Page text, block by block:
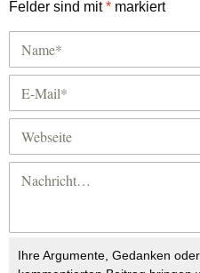
Felder sind mit* markiert
Ihre Argumente, Gedanken